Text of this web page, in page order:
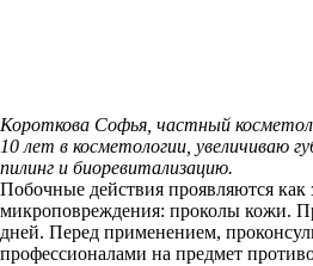
Короткова Софья, частный
10 лет в косметологии, увеличиваю
пилинг и биоревитализацию.
Побочные действия проявляются как
микроповреждения: проколы кожи.
дней. Перед применением,
профессионалами на предмет